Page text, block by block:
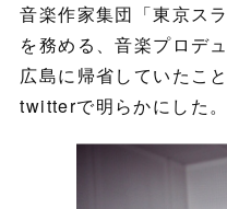
音楽作家集団「東京ス
を務める、音楽プロデ
広島に帰省していたこ
twitterで明らかにした。